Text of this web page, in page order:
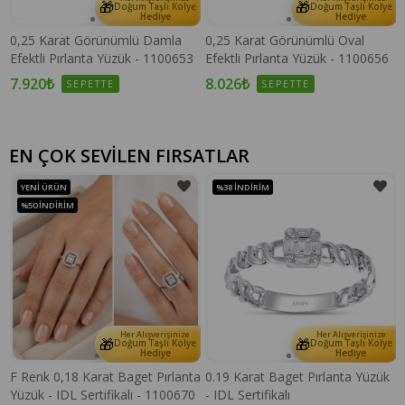
🎁Doğum Taşlı Kolye
Hediye
0,25 Karat Görünümlü Damla
Efektli Pırlanta Yüzük - 1100653
7.920₺ SEPETTE
🎁Doğum Taşlı Kolye
Hediye
0,25 Karat Görünümlü Oval
Efektli Pırlanta Yüzük - 1100656
8.026₺ SEPETTE
EN ÇOK SEVİLEN FIRSATLAR
🎁 Her Alışverişinize
Doğum Taşlı Kolye
Hediye
F Renk 0,18 Karat Baget Pırlanta
Yüzük - IDL Sertifikalı - 1100670
YENI ÜRÜN
%50 İNDIRIM
🎁 Her Alışverişinize
Doğum Taşlı Kolye
Hediye
0.19 Karat Baget Pırlanta Yüzük
- IDL Sertifikalı
%38 İNDIRIM